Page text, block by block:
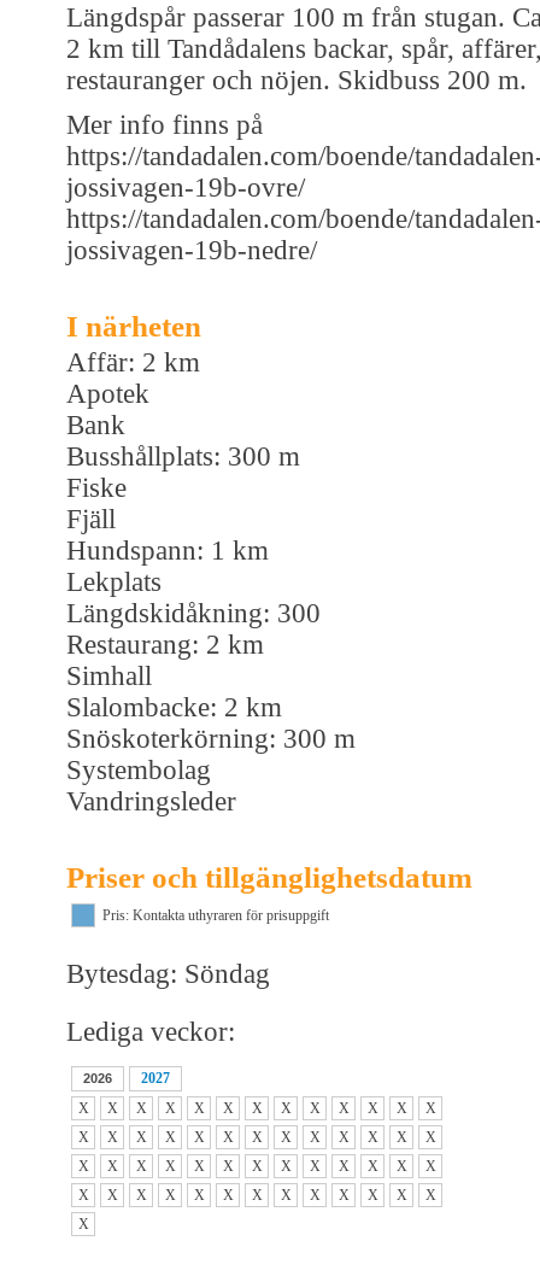
Längdspår passerar 100 m från stugan.
2 km till Tandådalens backar, spår,
restauranger och nöjen. Skidbuss 200 m.
Mer info finns på
https://tandadalen.com/boende/
jossivagen-19b-ovre/
https://tandadalen.com/boende/
jossivagen-19b-nedre/
I närheten
Affär: 2 km
Apotek
Bank
Busshållplats: 300 m
Fiske
Fjäll
Hundspann: 1 km
Lekplats
Längdskidåkning: 300
Restaurang: 2 km
Simhall
Slalombacke: 2 km
Snöskoterkörning: 300 m
Systembolag
Vandringsleder
Priser och tillgänglighetsdatum
Pris: Kontakta uthyraren för prisuppgift
Bytesdag: Söndag
Lediga veckor:
2026
2027
X
X X X X X X X X X X X
X
X
X X X X X X X X X X X
X
X
X X X X X X X X X X X
X
X
X X X X X X X X X X X
X
X